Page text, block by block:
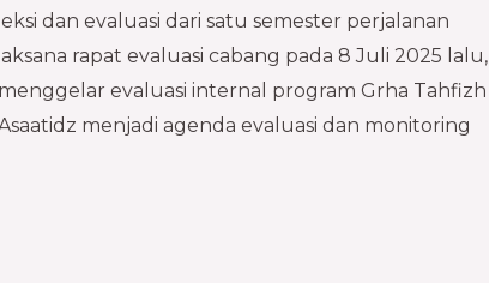
dan evaluasi dari satu semester perjalanan
rapat evaluasi cabang pada 8 Juli 2025 lalu,
evaluasi internal program Grha Tahfizh
menjadi agenda evaluasi dan monitoring